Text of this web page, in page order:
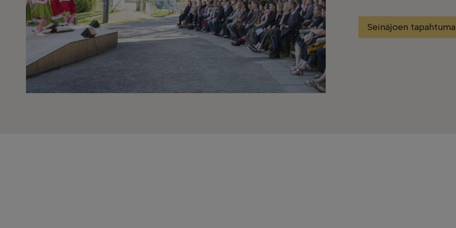
Seinäjoen